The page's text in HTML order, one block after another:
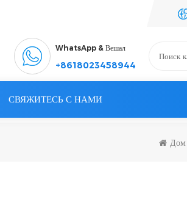
WhatsApp & Вешал
+8618023458944
СВЯЖИТЕСЬ С НАМИ
Дом